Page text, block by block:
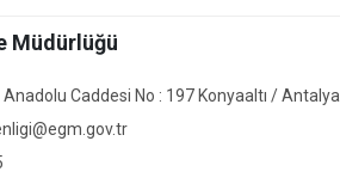
Müdürlüğü
Caddesi No : 197 Konyaaltı / Antalya